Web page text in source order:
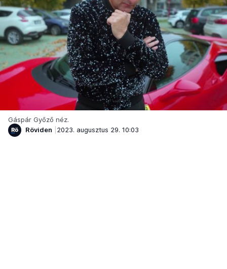
Gáspár Győző néz.
Röviden
2023. augusztus 29. 10:03